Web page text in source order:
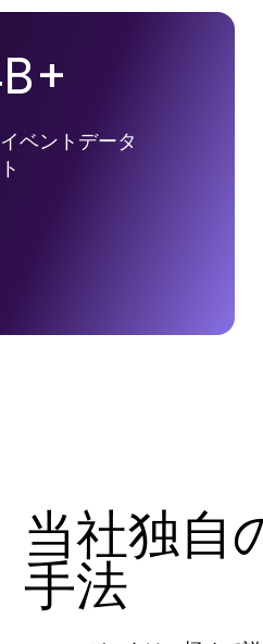
ベントデータ
当社独自
手法